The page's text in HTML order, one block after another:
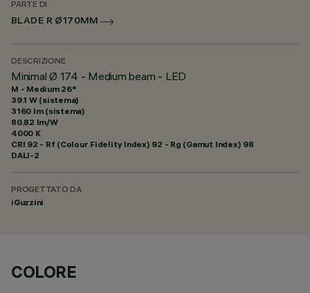
PARTE DI
BLADE R Ø170MM
DESCRIZIONE
Minimal Ø 174 - Medium beam - LED
M - Medium 26°
39.1 W (sistema)
3160 lm (sistema)
80.82 lm/W
4000 K
CRI 92 - Rf (Colour Fidelity Index) 92 - Rg (Gamut Index) 98
DALI-2
PROGETTATO DA
iGuzzini
COLORE